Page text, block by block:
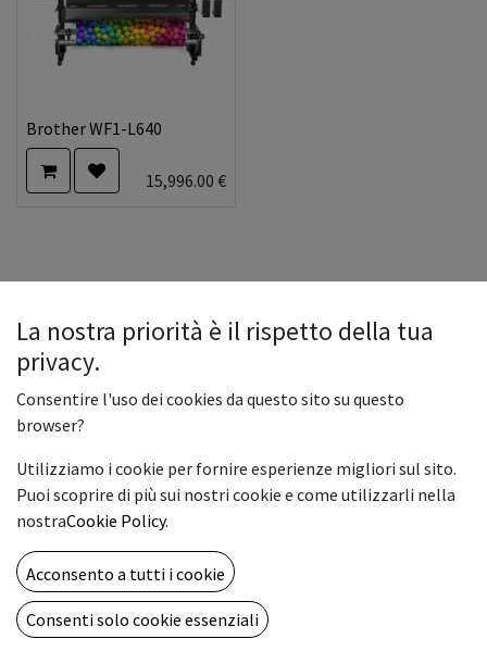
Brother WF1-L640
15,996.00 €
Copyright © Vemar s.a.s
Powered by - The #1Open Source eCommerce
La nostra priorità è il rispetto della tua
privacy.
Consentire l'uso dei cookies da questo sito su questo
browser?
Utilizziamo i cookie per fornire esperienze migliori sul sito.
Puoi scoprire di più sui nostri cookie e come utilizzarli nella
nostraCookie Policy.
Acconsento a tutti i cookie
Consenti solo cookie essenziali